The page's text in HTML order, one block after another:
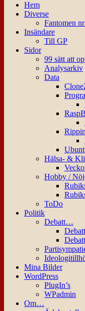
Hem
Diverse
Fantomen
Insändare
Till GP
Sidor
99 sätt att
Analysarkiv
Data
Hälsa- &
Hobby /
ToDo
Politik
Debatt…
Mina Bilder
WordPress
PlugIn’s
WPadmin
Om…